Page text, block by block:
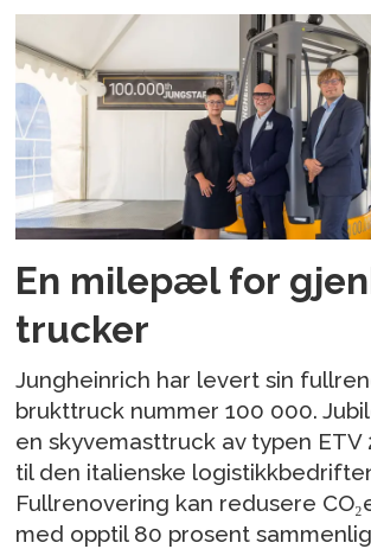
En milepæl for
trucker
Jungheinrich har levert sin
brukttruck nummer 100 000.
en skyvemasttruck av typen ETV
til den italienske
Fullrenovering kan redusere
med opptil 80 prosent